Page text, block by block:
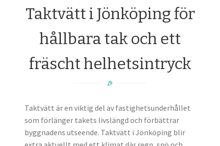
Taktvätt i Jönköping för
hållbara tak och ett
fräscht helhetsintryck
Taktvätt är en viktig del av fastighetsunderhållet
som förlänger takets livslängd och förbättrar
byggnadens utseende. Taktvätt i Jönköping blir